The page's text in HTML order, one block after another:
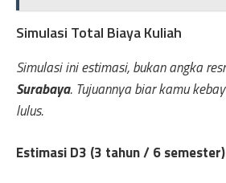
Simulasi Total Biaya Kuliah
Simulasi ini estimasi, bukan angka
Surabaya. Tujuannya biar kamu
lulus.
Estimasi D3 (3 tahun / 6 semester)